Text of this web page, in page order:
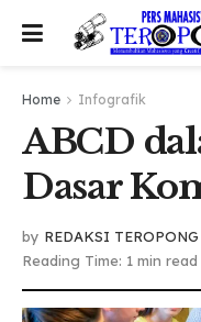
Home Infografik
ABCD
Dasar
by REDAKSI TEROPONG
Reading Time: 1 min read